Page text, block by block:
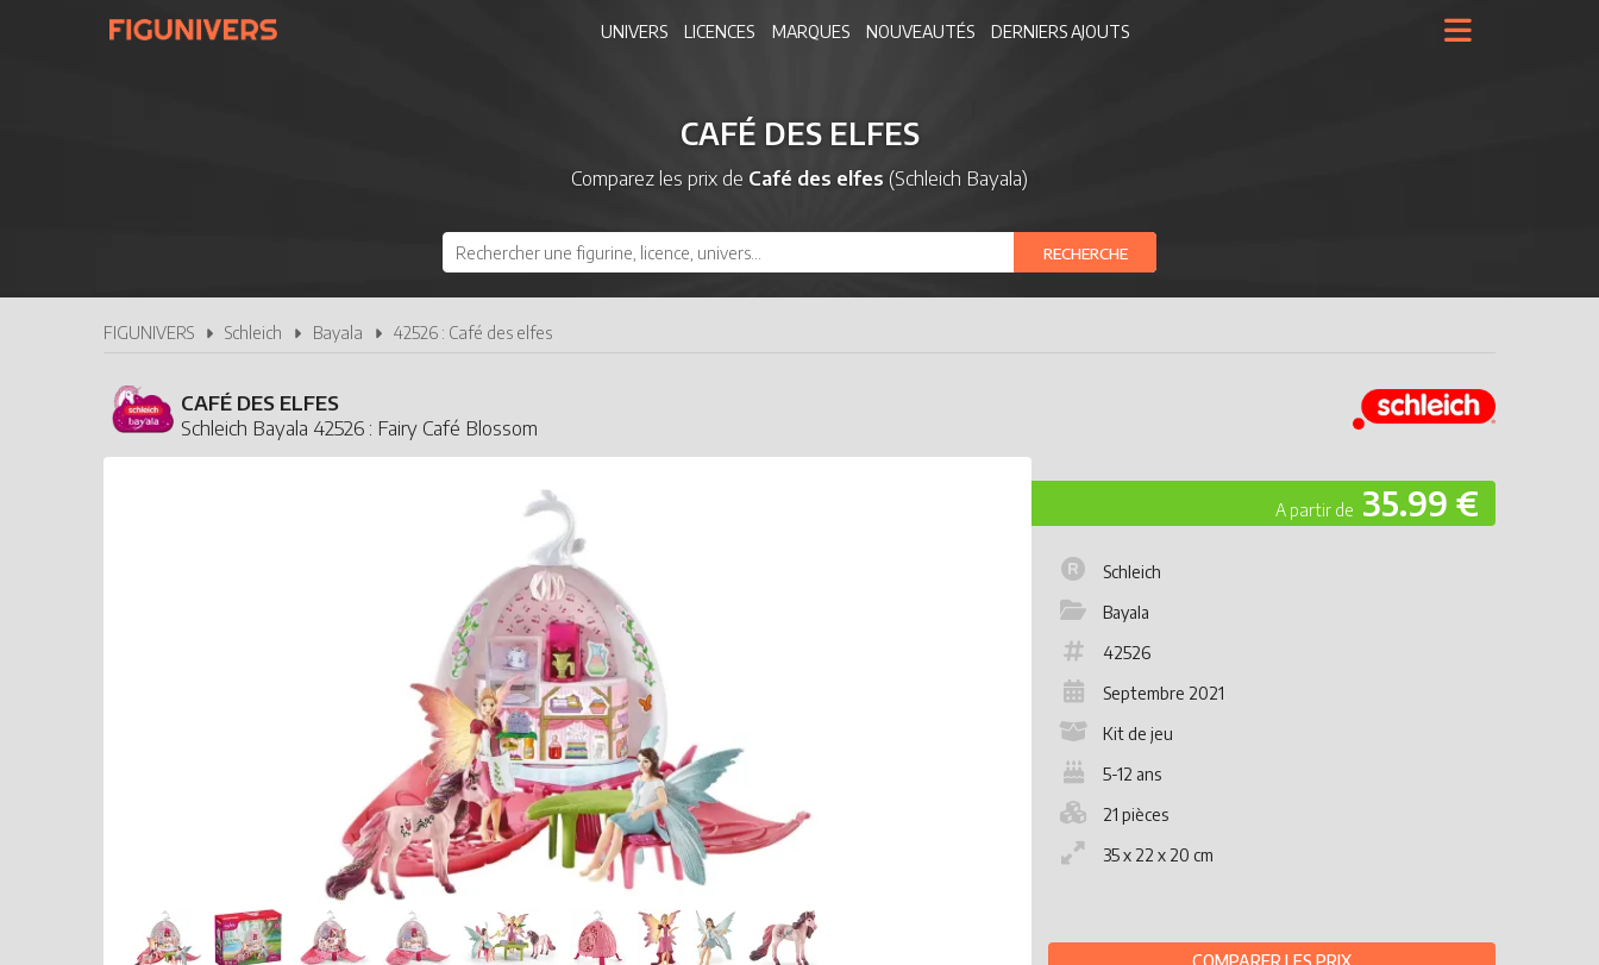
UNIVERS LICENCES MARQUES NOUVEAUTÉS DERNIERS AJOUTS
CAFÉ DES ELFES
Comparez les prix de Café des elfes (Schleich Bayala)
RECHERCHE
FIGUNIVERS Schleich Bayala 42526 : Café des elfes
CAFÉ DES ELFES
Schleich Bayala 42526 : Fairy Café Blossom
35.99 €
Schleich
Bayala
42526
Septembre 2021
Kit de jeu
5-12 ans
21 pièces
35 x 22 x 20 cm
COMPARER LES PRIX